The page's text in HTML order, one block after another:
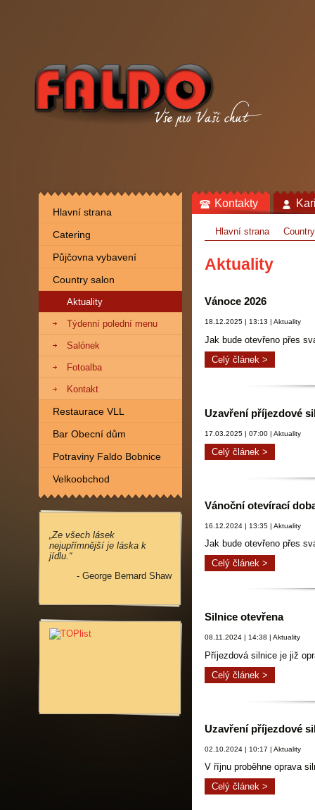
Kontakty
Hlavní strana
Catering
Půjčovna vybavení
Country salon
Aktuality
Týdenní polední menu
Salónek
Fotoalba
Kontakt
Restaurace VLL
Bar Obecní dům
Potraviny Faldo Bobnice
Velkoobchod
„Ze všech lásek
nejupřímnější je láska k
jídlu.“
- George Bernard Shaw
Hlavní strana
Aktuality
Vánoce 2026
18.12.2025 | 13:13 | Aktuality
Jak bude otevřeno přes
Celý článek >
Uzavření příjezdové
17.03.2025 | 07:00 | Aktuality
Celý článek >
Vánoční otevírací
16.12.2024 | 13:35 | Aktuality
Jak bude otevřeno přes
Celý článek >
Silnice otevřena
08.11.2024 | 14:38 | Aktuality
Příjezdová silnice je již
Celý článek >
Uzavření příjezdové
02.10.2024 | 10:17 | Aktuality
V říjnu proběhne oprava
Celý článek >